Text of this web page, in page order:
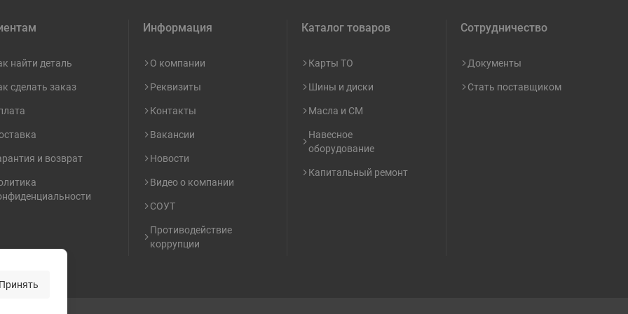
Узнать цену 61560030047 HOWO
Узнать цену HOWO
Узнать цену
Узнать цену 99100590006
найти деталь
сделать заказ
и возврат
Информация
О компании
Реквизиты
Контакты
Вакансии
Новости
Видео о компании
СОУТ
Противодействие
коррупции
Каталог товаров
Карты ТО
Шины и диски
Масла и СМ
Навесное
оборудование
Капитальный ремонт
Сотрудничество
Документы
Стать поставщиком
Принять